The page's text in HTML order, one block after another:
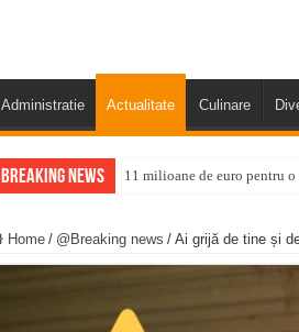
Administratie Actualitate Culinare
Breaking News 11 milioane de euro pentru
Întreruperi temporare ale
Anunț important – Închidere
Home / @Breaking news / Ai grijă de tine și